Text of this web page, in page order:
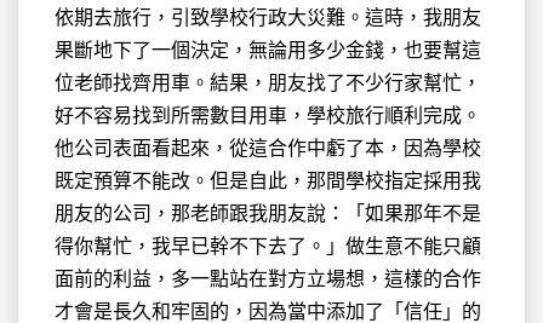
依期去旅行，引致學校行政大災難。這時，我朋友
果斷地下了一個決定，無論用多少金錢，也要幫這
位老師找齊用車。結果，朋友找了不少行家幫忙，
好不容易找到所需數目用車，學校旅行順利完成。
他公司表面看起來，從這合作中虧了本，因為學校
既定預算不能改。但是自此，那間學校指定採用我
朋友的公司，那老師跟我朋友說：「如果那年不是
得你幫忙，我早已幹不下去了。」做生意不能只顧
面前的利益，多一點站在對方立場想，這樣的合作
才會是長久和牢固的，因為當中添加了「信任」的